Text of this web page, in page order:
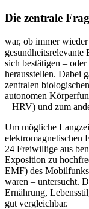
Die zentrale
war, ob immer
sich bestätigen –
herausstellen. Dabei
zentralen
autonomen
– HRV) und zum
Um mögliche
elektromagnetischen
24 Freiwillige aus
Exposition zu
EMF) des
waren – untersucht.
Ernährung,
gut vergleichbar.